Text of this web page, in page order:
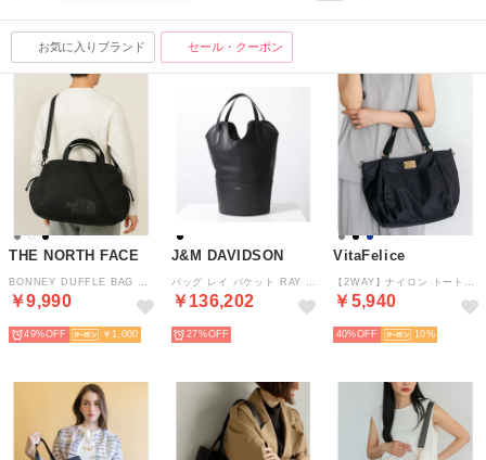
お気に入りブランド セール・クーポン
THE NORTH FACE
￥9,990
49% ￥1,000
J&M DAVIDSON
￥136,202
27%
VitaFelice
￥5,940
40% 10